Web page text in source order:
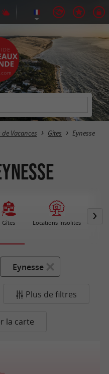
Vacances Gîtes Eynesse
Gîtes Locations Insolites
Eynesse
Plus de filtres
la carte